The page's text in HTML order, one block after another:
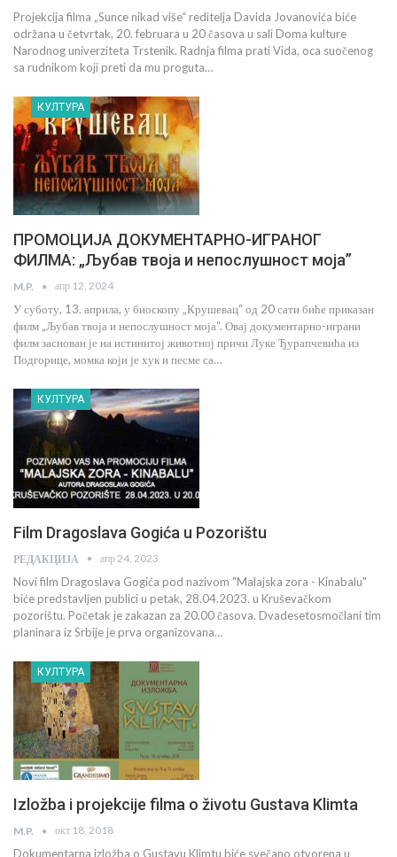
Projekcija filma „Sunce nikad više“ reditelja Davida Jovanovića biće
održana u četvrtak, 20. februara u 20 časova u sali Doma kulture
Narodnog univerziteta Trstenik. Radnja filma prati Vida, oca suočenog
sa rudnikom koji preti da mu proguta…
КУЛТУРА
ПРОМОЦИЈА ДОКУМЕНТАРНО-ИГРАНОГ
ФИЛМА: „Љубав твоја и непослушност моја”
M.P. апр 12, 2024
У суботу, 13. априла, у биоскопу „Крушевац“ од 20 сати биће приказан
филм „Љубав твоја и непослушност моја“. Овај документарно-играни
филм заснован је на истинитој животној причи Луке Ђурапчевића из
Подгорице, момка који је хук и песме са…
КУЛТУРА
Film Dragoslava Gogića u Pozorištu
РЕДАКЦИЈА апр 24, 2023
Novi film Dragoslava Gogića pod nazivom "Malajska zora - Kinabalu"
biće predstavljen publici u petak, 28.04.2023. u Kruševačkom
pozorištu. Početak je zakazan za 20.00 časova. Dvadesetosmočlani tim
planinara iz Srbije je prva organizovana…
КУЛТУРА
Izložba i projekcije filma o životu Gustava Klimta
M.P. окт 18, 2018
Dokumentarna izložba o Gustavu Klimtu biće svečano otvorena u